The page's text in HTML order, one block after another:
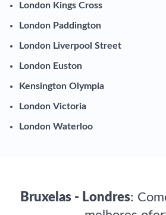
London Kings Cross
London Paddington
London Liverpool Street
London Euston
Kensington Olympia
London Victoria
London Waterloo
Bruxelas - Londres: